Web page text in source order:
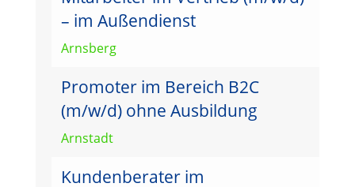
– im Außendienst
Arnsberg
Promoter im Bereich B2C
(m/w/d) ohne Ausbildung
Arnstadt
Kundenberater im